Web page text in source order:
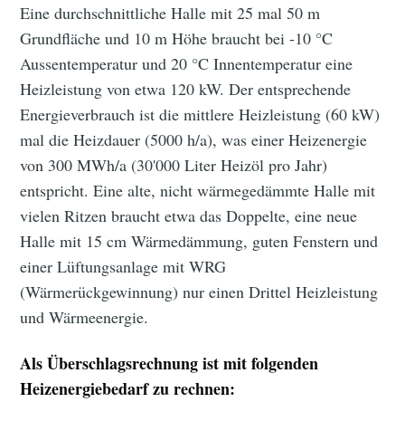
Eine durchschnittliche Halle mit 25 mal 50 m
Grundfläche und 10 m Höhe braucht bei -10 °C
Aussentemperatur und 20 °C Innentemperatur eine
Heizleistung von etwa 120 kW. Der entsprechende
Energieverbrauch ist die mittlere Heizleistung (60 kW)
mal die Heizdauer (5000 h/a), was einer Heizenergie
von 300 MWh/a (30'000 Liter Heizöl pro Jahr)
entspricht. Eine alte, nicht wärmegedämmte Halle mit
vielen Ritzen braucht etwa das Doppelte, eine neue
Halle mit 15 cm Wärmedämmung, guten Fenstern und
einer Lüftungsanlage mit WRG
(Wärmerückgewinnung) nur einen Drittel Heizleistung
und Wärmeenergie.
Als Überschlagsrechnung ist mit folgenden
Heizenergiebedarf zu rechnen: